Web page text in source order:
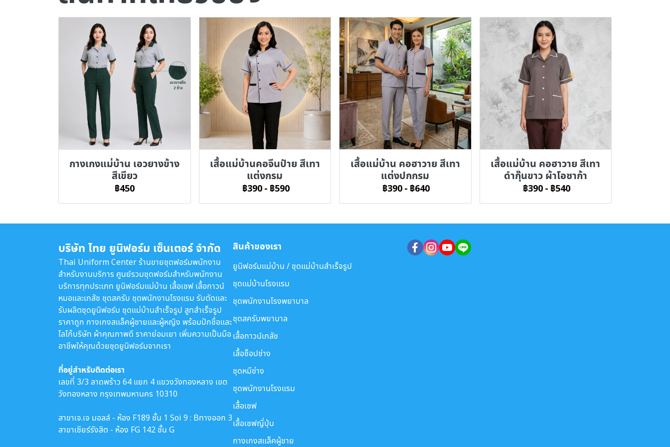
กางเกงแม่บ้าน เอวยางข้าง
สีเขียว
฿450
เสื้อแม่บ้านคอจีนป้าย สีเทา
แต่งกรม
฿390 - ฿590
เสื้อแม่บ้าน คอฮาวาย สีเทา
แต่งปกกรม
฿390 - ฿640
เสื้อแม่บ้าน คอฮาวาย สีเทา
ดำกุ๊นขาว ผ้าโอซาก้า
฿390 - ฿540
บริษัท ไทย ยูนิฟอร์ม เซ็นเตอร์ จำกัด
Thai Uniform Center ร้านขายชุดฟอร์มพนักงาน
สำหรับงานบริการ ศูนย์รวมชุดฟอร์มสำหรับพนักงาน
บริการทุกประเภท ยูนิฟอร์มแม่บ้าน เสื้อเชฟ เสื้อกาวน์
หมอและเภสัช ชุดสครับ ชุดพนักงานโรงแรม รับตัดและ
รับผลิตชุดยูนิฟอร์ม ชุดแม่บ้านสำเร็จรูป สูทสำเร็จรูป
ราคาถูก กางเกงสแล็คผู้ชายและผู้หญิง พร้อมปักชื่อและ
โลโก้บริษัท ผ้าคุณภาพดี ราคาย่อมเยา เพิ่มความเป็นมือ
อาชีพให้คุณด้วยชุดยูนิฟอร์มจากเรา
ที่อยู่สำหรับติดต่อเรา
เลขที่ 3/3 ลาดพร้าว 64 แยก 4 แขวงวังทองหลาง เขต
วังทองหลาง กรุงเทพมหานคร 10310
สาขาเจ.เจ มอลล์ - ห้อง F189 ชั้น 1 Soi 9 : Bทางออก 3
สาขาเซียร์รังสิต - ห้อง FG 142 ชั้น G
สินค้าของเรา
ยูนิฟอร์มแม่บ้าน / ชุดแม่บ้านสำเร็จรูป
ชุดแม่บ้านโรงแรม
ชุดพนักงานโรงพยาบาล
ชุดสครับพยาบาล
เสื้อกาวน์เภสัช
เสื้อช็อปช่าง
ชุดหมีช่าง
ชุดพนักงานโรงแรม
เสื้อเชฟ
เสื้อเชฟญี่ปุ่น
กางเกงสแล็คผู้ชาย